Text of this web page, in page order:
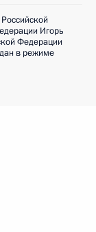
Игорь
Федерации
в режиме